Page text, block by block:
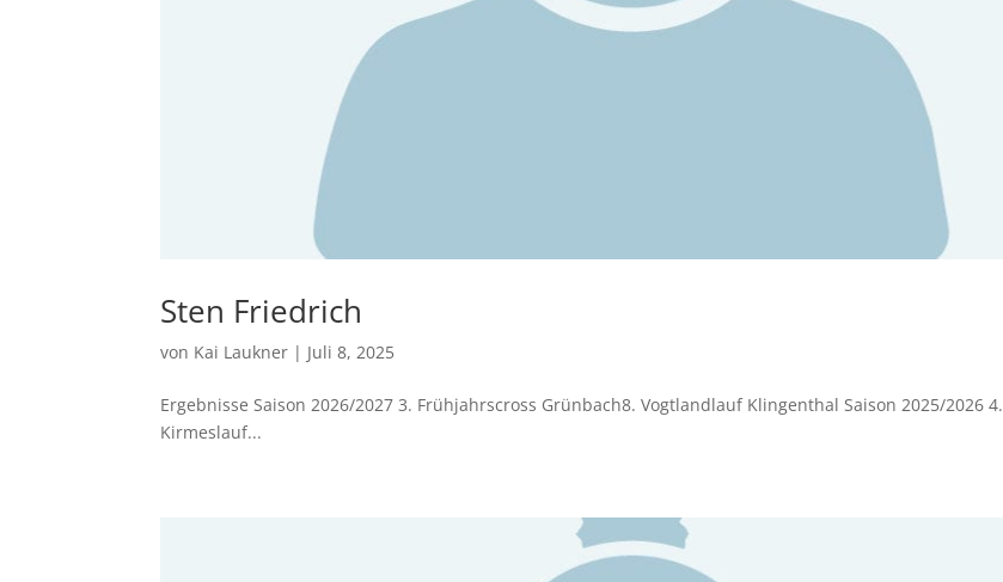
Sten Friedrich
von Kai Laukner | Juli 8, 2025
Ergebnisse Saison 2026/2027 3. Frühjahrscross Grünbach8. Vogtlandlauf Klingenthal Saison 2025/2026 4.
Kirmeslauf...